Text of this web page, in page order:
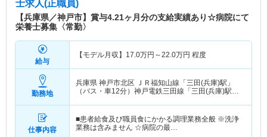
士求人(正職員)
【兵庫県／神戸市】賞与4.21ヶ月分の支給実績あり☆病院にて
栄養士募集〈常勤〉
給与
【モデル月収】 17.0万円～22.0万円 程度
勤務地
兵庫県 神戸市北区 ＪＲ福知山線「三田(兵庫)駅」
（バス・車12分）神戸電鉄三田線「三田(兵庫)駅」
仕事内容
■患者給食及び職員食にかかる調理業務全般 ※洗浄
業務は含みません ☆病院の最…